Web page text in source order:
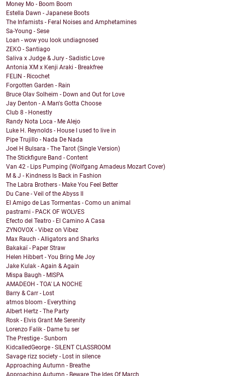
Money Mo - Boom Boom
Estella Dawn - Japanese Boots
The Infamists - Feral Noises and Amphetamines
Sa-Young - Sese
Loan - wow you look undiagnosed
ZEKO - Santiago
Saliva x Judge & Jury - Sadistic Love
Antonia XM x Kenji Araki - Breakfree
FELIN - Ricochet
Forgotten Garden - Rain
Bruce Olav Solheim - Down and Out for Love
Jay Denton - A Man's Gotta Choose
Club 8 - Honestly
Randy Nota Loca - Me Alejo
Luke H. Reynolds - House I used to live in
Pipe Trujillo - Nada De Nada
Joel H Bulsara - The Tarot (Single Version)
The Stickfigure Band - Content
Van 42 - Lips Pumping (Wolfgang Amadeus Mozart Cover)
M & J - Kindness Is Back in Fashion
The Labra Brothers - Make You Feel Better
Du Cane - Veil of the Abyss II
El Amigo de Las Tormentas - Como un animal
pastrami - PACK OF WOLVES
Efecto del Teatro - El Camino A Casa
ZYNOVOX - Vibez on Vibez
Max Rauch - Alligators and Sharks
Bakakaï - Paper Straw
Helen Hibbert - You Bring Me Joy
Jake Kulak - Again & Again
Mispa Baugh - MISPA
AMADEOH - TOA' LA NOCHE
Barry & Carr - Lost
atmos bloom - Everything
Albert Hertz - The Party
Rosk - Elvis Grant Me Serenity
Lorenzo Falik - Dame tu ser
The Prestige - Sunborn
KidcalledGeorge - SILENT CLASSROOM
Savage rizz society - Lost in silence
Approaching Autumn - Breathe
Approaching Autumn - Beware The Ides Of March